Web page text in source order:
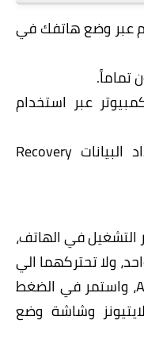
عبر وضع هاتفك في
عبر استخدام
3- وضع الجهاز في حالة سترداد البيانات Recovery
التشغيل في الهاتف،
ولا تحتركهما الي
ان يظهر لك شعار شركة آبل Apple، واستمر في الضغط
وشاشة وضع